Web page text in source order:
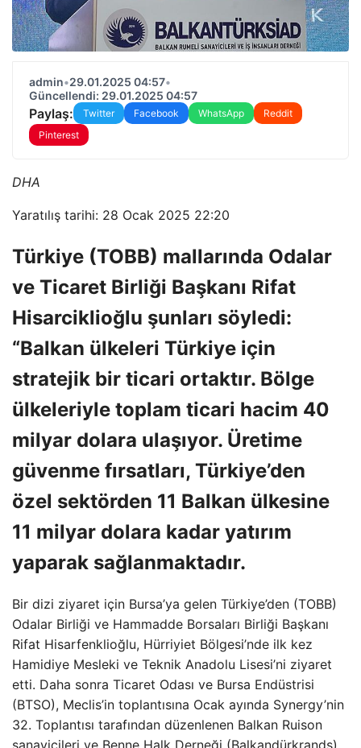
admin•29.01.2025 04:57•
Güncellendi: 29.01.2025 04:57
Paylaş: Twitter Facebook WhatsApp
Reddit
Pinterest
DHA
Yaratılış tarihi: 28 Ocak 2025 22:20
Türkiye (TOBB) mallarında Odalar
ve Ticaret Birliği Başkanı Rifat
Hisarciklioğlu şunları söyledi:
“Balkan ülkeleri Türkiye için
stratejik bir ticari ortaktır. Bölge
ülkeleriyle toplam ticari hacim 40
milyar dolara ulaşıyor. Üretime
güvenme fırsatları, Türkiye’den
özel sektörden 11 Balkan ülkesine
11 milyar dolara kadar yatırım
yaparak sağlanmaktadır.
Bir dizi ziyaret için Bursa’ya gelen Türkiye’den (TOBB)
Odalar Birliği ve Hammadde Borsaları Birliği Başkanı
Rifat Hisarfenklioğlu, Hürriyiet Bölgesi’nde ilk kez
Hamidiye Mesleki ve Teknik Anadolu Lisesi’ni ziyaret
etti. Daha sonra Ticaret Odası ve Bursa Endüstrisi
(BTSO), Meclis’in toplantısına Ocak ayında Synergy’nin
32. Toplantısı tarafından düzenlenen Balkan Ruison
sanayicileri ve Benne Halk Derneği (Balkandürkrands)